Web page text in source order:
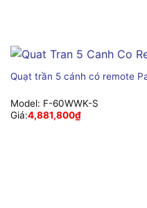
Quạt trần 5 cánh có remote
Model: F-60WWK-S
Giá:4,881,800₫